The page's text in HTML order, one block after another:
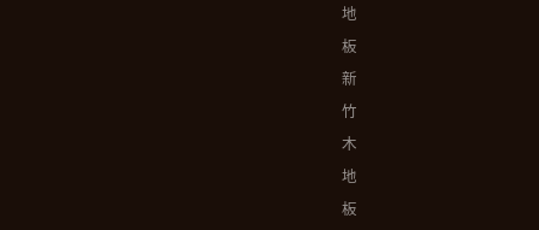
地
板
新
竹
木
地
板